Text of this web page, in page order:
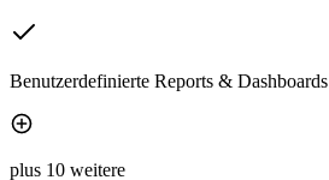
Benutzerdefinierte Reports & Dashboards
plus 10 weitere